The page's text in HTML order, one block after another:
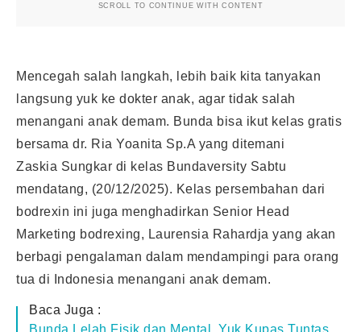
SCROLL TO CONTINUE WITH CONTENT
Mencegah salah langkah, lebih baik kita tanyakan
langsung yuk ke dokter anak, agar tidak salah
menangani anak demam. Bunda bisa ikut kelas gratis
bersama dr. Ria Yoanita Sp.A yang ditemani
Zaskia Sungkar di kelas Bundaversity Sabtu
mendatang, (20/12/2025). Kelas persembahan dari
bodrexin ini juga menghadirkan Senior Head
Marketing bodrexing, Laurensia Rahardja yang akan
berbagi pengalaman dalam mendampingi para orang
tua di Indonesia menangani anak demam.
Baca Juga :
Bunda Lelah Fisik dan Mental, Yuk Kupas Tuntas